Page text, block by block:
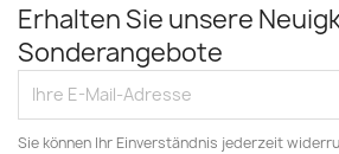
Erhalten Sie unsere
Sonderangebote
Sie können Ihr Einverständnis jederzeit